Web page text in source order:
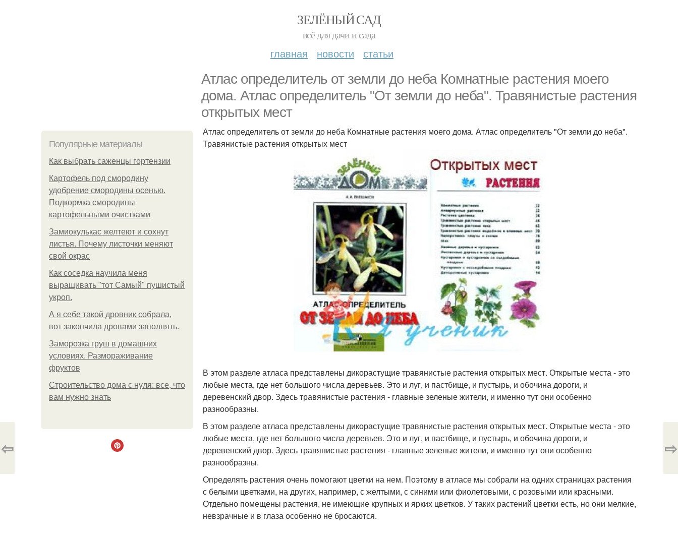
ЗЕЛЁНЫЙ САД
всё для дачи и сада
главная новости статьи
Атлас определитель от земли до неба Комнатные растения моего
дома. Атлас определитель "От земли до неба". Травянистые растения
открытых мест
Популярные материалы
Как выбрать саженцы гортензии
Картофель под смородину
удобрение смородины осенью.
Подкормка смородины
картофельными очистками
Замиокулькас желтеют и сохнут
листья. Почему листочки меняют
свой окрас
Как соседка научила меня
выращивать "тот Самый" пушистый
укроп.
А я себе такой дровник собрала,
вот закончила дровами заполнять.
Заморозка груш в домашних
условиях. Размораживание
фруктов
Строительство дома с нуля: все, что
вам нужно знать
Атлас определитель от земли до неба Комнатные растения моего дома. Атлас определитель "От земли до неба".
Травянистые растения открытых мест
В этом разделе атласа представлены дикорастущие травянистые растения открытых мест. Открытые места - это
любые места, где нет большого числа деревьев. Это и луг, и пастбище, и пустырь, и обочина дороги, и
деревенский двор. Здесь травянистые растения - главные зеленые жители, и именно тут они особенно
разнообразны.
В этом разделе атласа представлены дикорастущие травянистые растения открытых мест. Открытые места - это
любые места, где нет большого числа деревьев. Это и луг, и пастбище, и пустырь, и обочина дороги, и
деревенский двор. Здесь травянистые растения - главные зеленые жители, и именно тут они особенно
разнообразны.
Определять растения очень помогают цветки на нем. Поэтому в атласе мы собрали на одних страницах растения
с белыми цветками, на других, например, с желтыми, с синими или фиолетовыми, с розовыми или красными.
Отдельно помещены растения, не имеющие крупных и ярких цветков. У таких растений цветки есть, но они мелкие,
невзрачные и в глаза особенно не бросаются.
⇦ ⇨